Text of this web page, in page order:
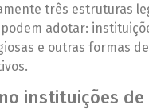
três estruturas
adotar:
e outras formas
instituições